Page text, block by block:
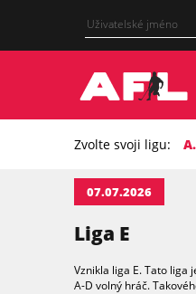
Zvolte svoji ligu:
07.07.2026
Liga E
Vznikla liga E. Tato liga
A-D volný hráč.